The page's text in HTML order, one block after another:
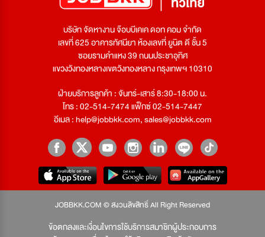
บริษัท จัดหางาน จ๊อบบีเคเค ดอท คอม จำกัด
เลขที่ 625 อาคารทัศนียา ห้องเลขที่ ยูนิต ดี ชั้น 5
ซอยรามคำแหง 39 ถนนประชาอุทิศ
แขวงวังทองหลางเขตวังทองหลาง กรุงเทพฯ 10310
ฝ่ายบริการลูกค้า : จันทร์-เสาร์ 8:30-18:00 น.
โทร : 02-514-7474 แฟ็กซ์ 02-514-7447
อีเมล :help@jobbkk.com,sales@jobbkk.com
JOBBKK.COM © สงวนลิขสิทธิ์ All Right Reserved
ข้อตกลงและเงื่อนไขการใช้บริการสมาชิกผู้ประกอบการ